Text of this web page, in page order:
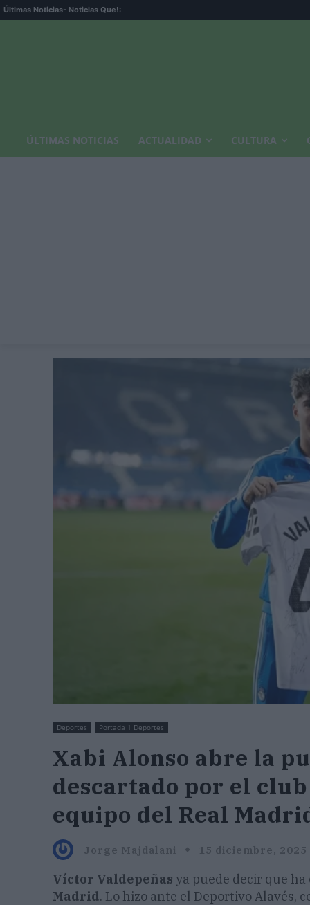
Últimas Noticias- Noticias Que!:
ÚLTIMAS NOTICIAS ACTUALIDAD CULTURA
Deportes Portada 1 Deportes
Xabi Alonso abre la
descartado por el
equipo del Real
Jorge Majdalani 15 diciembre, 2025
Víctor Valdepeñas ya puede decir que ha
Madrid. Lo hizo ante el Deportivo Alavés,